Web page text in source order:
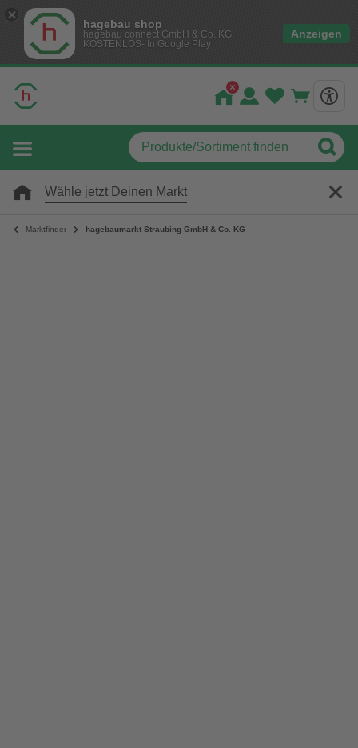
hagebau shop
hagebau connect GmbH & Co. KG
KOSTENLOS- In Google Play
Anzeigen
Wähle jetzt Deinen Markt
Marktfinder hagebaumarkt Straubing GmbH & Co. KG